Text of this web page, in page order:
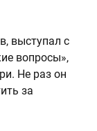
выступал с
вопросы»,
Не раз он
за